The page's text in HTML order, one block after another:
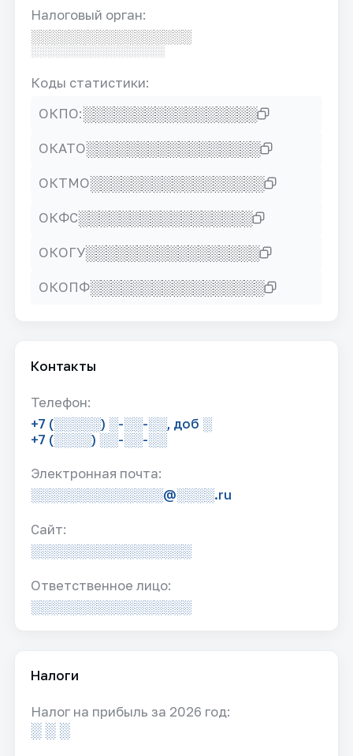
Налоговый орган:
░░░░░░░░░░░░░░░░░
░░░░░░░░░░░░░░░░░
Коды статистики:
ОКПО:░░░░░░░░░░░░░░░░░
ОКАТО░░░░░░░░░░░░░░░░░
ОКТМО░░░░░░░░░░░░░░░░░
ОКФС░░░░░░░░░░░░░░░░░
ОКОГУ░░░░░░░░░░░░░░░░░
ОКОПФ░░░░░░░░░░░░░░░░░
Контакты
Телефон:
+7 (░░░░░) ░-░░-░░, доб ░
+7 (░░░░) ░░-░░-░░
Электронная почта:
░░░░░░░░░░░░░░@░░░░.ru
Сайт:
░░░░░░░░░░░░░░░░░
Ответственное лицо:
░░░░░░░░░░░░░░░░░
Налоги
Налог на прибыль за 2026 год:
░ ░ ░